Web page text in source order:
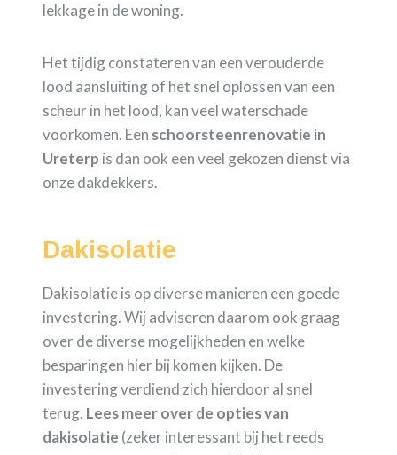
lekkage in de woning.
Het tijdig constateren van een verouderde
lood aansluiting of het snel oplossen van een
scheur in het lood, kan veel waterschade
voorkomen. Een schoorsteenrenovatie in
Ureterp is dan ook een veel gekozen dienst via
onze dakdekkers.
Dakisolatie
Dakisolatie is op diverse manieren een goede
investering. Wij adviseren daarom ook graag
over de diverse mogelijkheden en welke
besparingen hier bij komen kijken. De
investering verdiend zich hierdoor al snel
terug. Lees meer over de opties van
dakisolatie (zeker interessant bij het reeds